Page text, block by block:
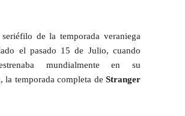
de la temporada veraniega
el pasado 15 de Julio, cuando
mundialmente en su
la temporada completa de Stranger